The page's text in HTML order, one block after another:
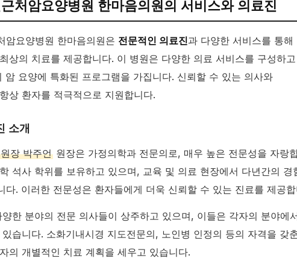
처암요양병원 한마음의원의 서비스와 의료진
암요양병원 한마음의원은 전문적인 의료진과 다양한 서비스를 통해
상의 치료를 제공합니다. 이 병원은 다양한 의료 서비스를 구성하고
암 요양에 특화된 프로그램을 가집니다. 신뢰할 수 있는 의사와
상 환자를 적극적으로 지원합니다.
소개
장 박주언 원장은 가정의학과 전문의로, 매우 높은 전문성을 자랑
석사 학위를 보유하고 있으며, 교육 및 의료 현장에서 다년간의 경
다. 이러한 전문성은 환자들에게 더욱 신뢰할 수 있는 진료를 제공
한 분야의 전문 의사들이 상주하고 있으며, 이들은 각자의 분야에
습니다. 소화기내시경 지도전문의, 노인병 인정의 등의 자격을 갖
의 개별적인 치료 계획을 세우고 있습니다.